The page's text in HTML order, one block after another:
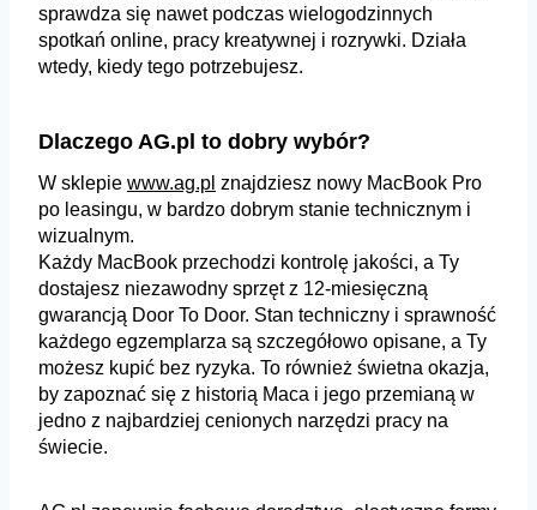
sprawdza się nawet podczas wielogodzinnych
spotkań online, pracy kreatywnej i rozrywki. Działa
wtedy, kiedy tego potrzebujesz.
Dlaczego AG.pl to dobry wybór?
W sklepie www.ag.pl znajdziesz nowy MacBook Pro
po leasingu, w bardzo dobrym stanie technicznym i
wizualnym.
Każdy MacBook przechodzi kontrolę jakości, a Ty
dostajesz niezawodny sprzęt z 12-miesięczną
gwarancją Door To Door. Stan techniczny i sprawność
każdego egzemplarza są szczegółowo opisane, a Ty
możesz kupić bez ryzyka. To również świetna okazja,
by zapoznać się z historią Maca i jego przemianą w
jedno z najbardziej cenionych narzędzi pracy na
świecie.